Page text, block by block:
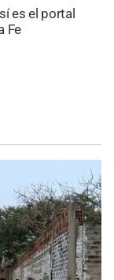
es el portal
Fe